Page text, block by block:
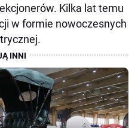
Kilka lat temu
w formie nowoczesnych